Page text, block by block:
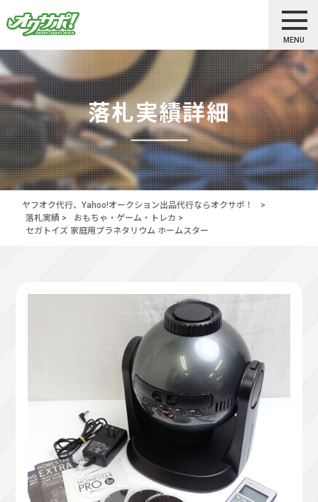
MENU
落札実績詳細
ヤフオク代行、Yahoo!オークション出品代行ならオクサポ！
>
落札実績 > おもちゃ・ゲーム・トレカ >
セガトイズ 家庭用プラネタリウム ホームスター